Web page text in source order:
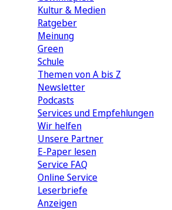
Kultur & Medien
Ratgeber
Meinung
Green
Schule
Themen von A bis Z
Newsletter
Podcasts
Services und Empfehlungen
Wir helfen
Unsere Partner
E-Paper lesen
Service FAQ
Online Service
Leserbriefe
Anzeigen